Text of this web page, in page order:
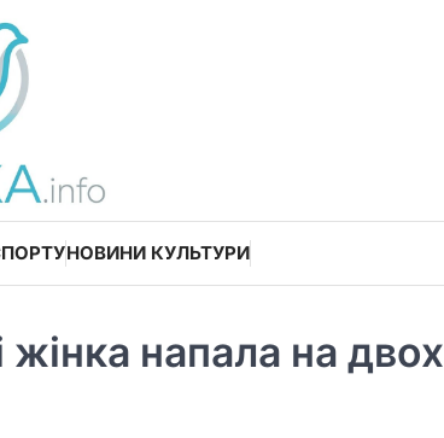
НОВИНИ КУЛЬТУРИ
напала на двох